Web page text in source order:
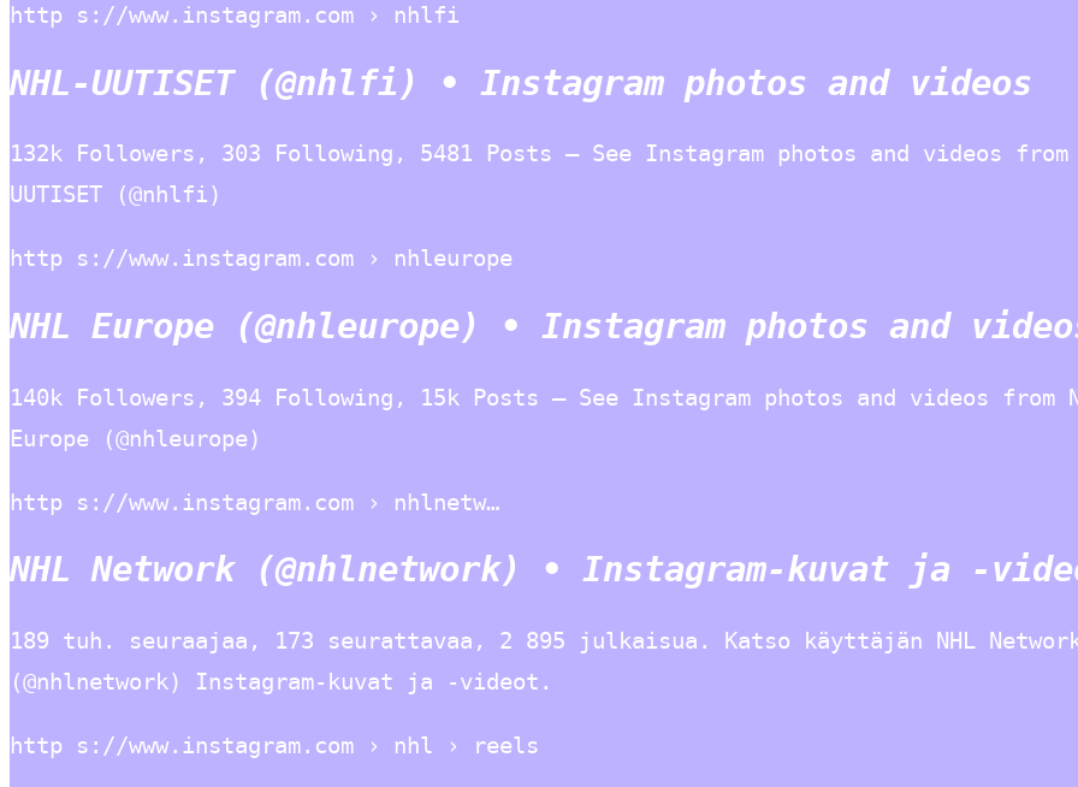
http s://www.instagram.com › nhlfi
NHL-UUTISET (@nhlfi) • Instagram photos and videos
132k Followers, 303 Following, 5481 Posts – See Instagram photos and videos from
UUTISET (@nhlfi)
http s://www.instagram.com › nhleurope
NHL Europe (@nhleurope) • Instagram photos and
140k Followers, 394 Following, 15k Posts – See Instagram photos and videos from
Europe (@nhleurope)
http s://www.instagram.com › nhlnetw…
NHL Network (@nhlnetwork) • Instagram-kuvat ja -
189 tuh. seuraajaa, 173 seurattavaa, 2 895 julkaisua. Katso käyttäjän NHL
(@nhlnetwork) Instagram-kuvat ja -videot.
http s://www.instagram.com › nhl › reels